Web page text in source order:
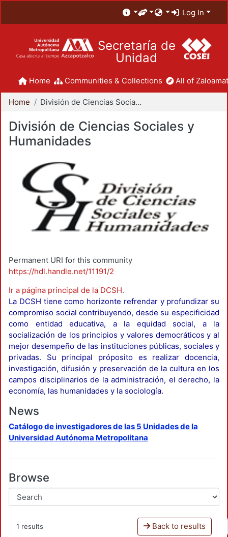
Log In
Secretaría de
Unidad
Home Communities & Collections All of
Home División de Ciencias Sociales y Humanidades
División de Ciencias Sociales y
Humanidades
Permanent URI for this community
https://hdl.handle.net/11191/2
Ir a página principal de la DCSH.
La DCSH tiene como horizonte refrendar y profundizar su
compromiso social contribuyendo, desde su especificidad
como entidad educativa, a la equidad social, a la
socialización de los principios y valores democráticos y al
mejor desempeño de las instituciones públicas, sociales y
privadas. Su principal próposito es realizar docencia,
investigación, difusión y preservación de la cultura en los
campos disciplinarios de la administración, el derecho, la
economía, las humanidades y la sociología.
News
Catálogo de investigadores de las 5 Unidades de la
Universidad Autónoma Metropolitana
Browse
1 results Back to results